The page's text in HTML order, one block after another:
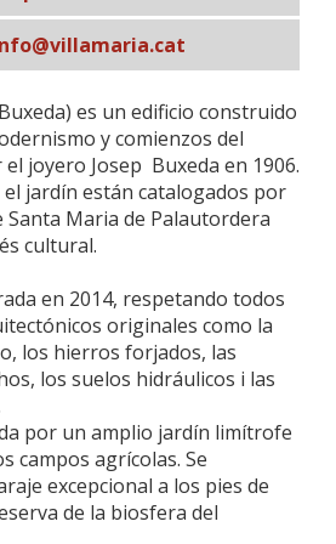
es un edificio construido
y comienzos del
joyero Josep Buxeda en 1906.
jardín están catalogados por
Maria de Palautordera
cultural.
en 2014, respetando todos
originales como la
los hierros forjados, las
los suelos hidráulicos i las
por un amplio jardín limítrofe
campos agrícolas. Se
excepcional a los pies de
de la biosfera del